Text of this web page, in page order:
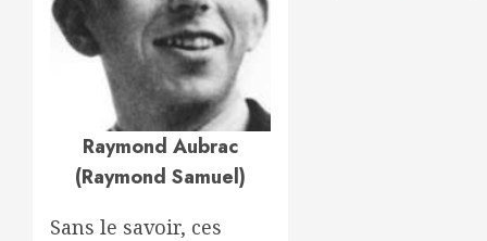
Raymond Aubrac
(Raymond Samuel)
Sans le savoir, ces